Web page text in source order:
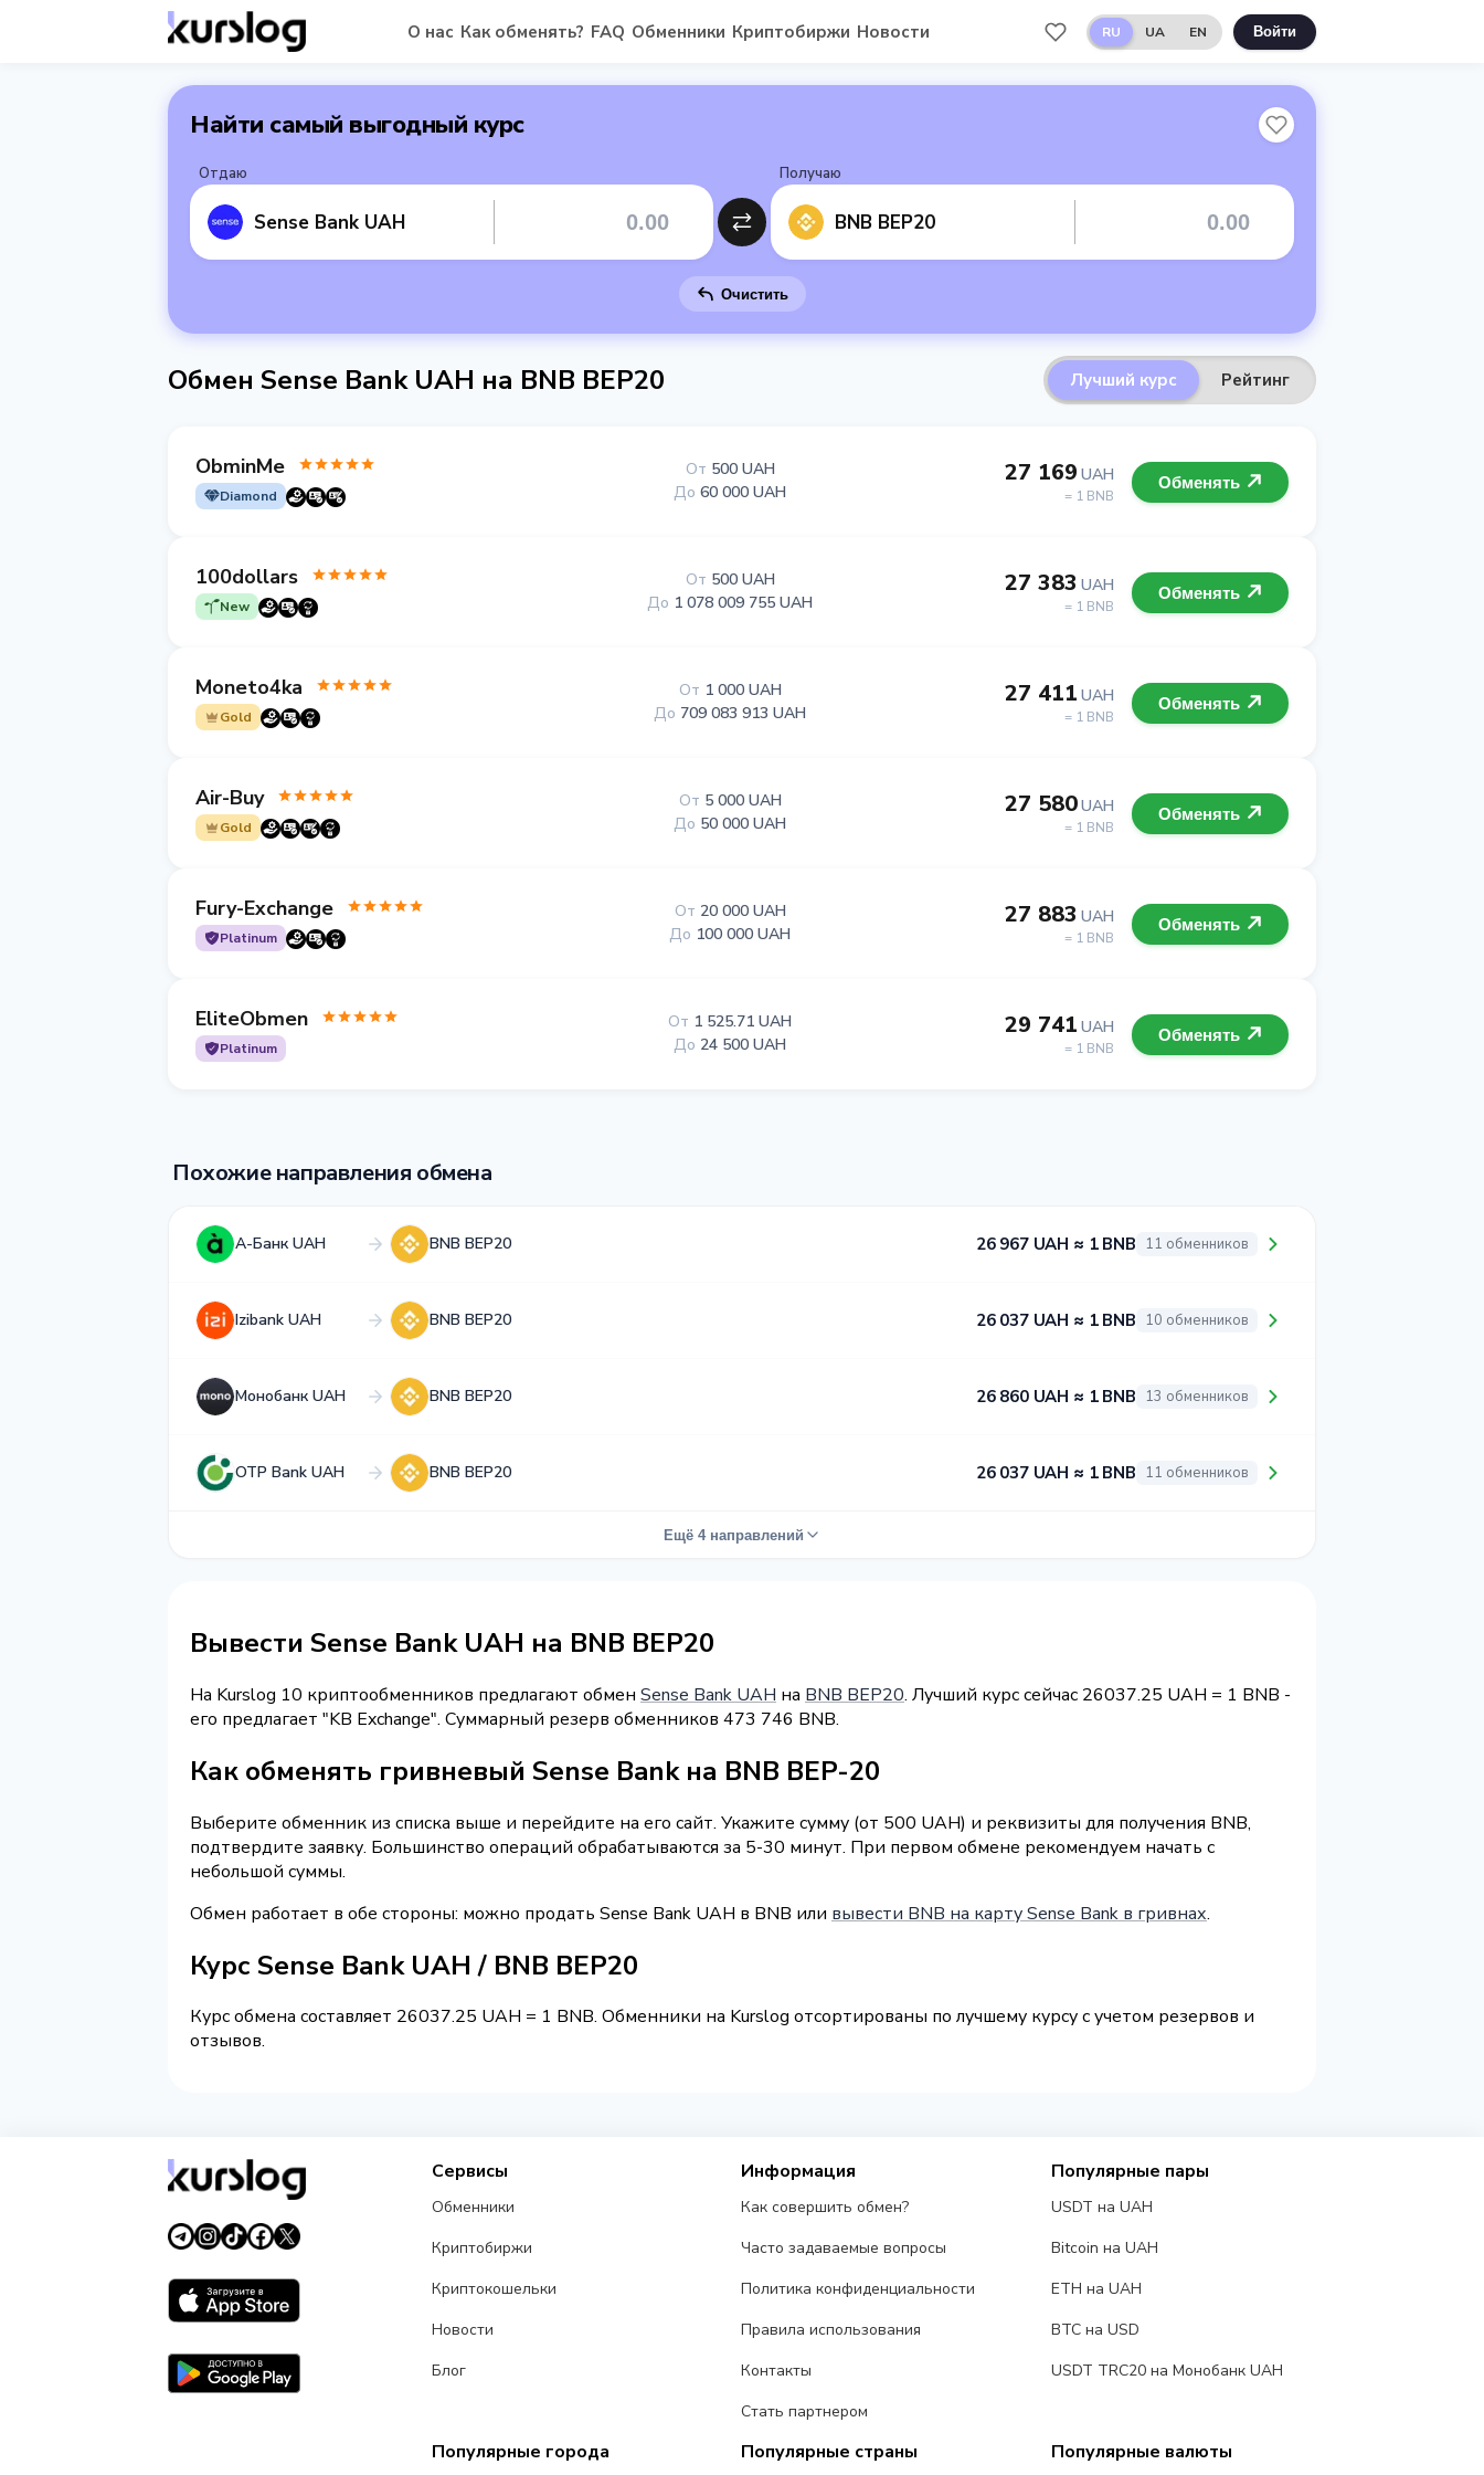
О нас Как обменять? FAQ Обменники Криптобиржи Новости RU UA EN Войти
Найти самый выгодный курс
Отдаю
Sense Bank UAH
Получаю
BNB BEP20
Очистить
Обмен Sense Bank UAH на BNB BEP20 Лучший курс Рейтинг
ObminMe
Diamond
27 169 UAH
= 1 BNB
От 500 UAH
До 60 000 UAH Обменять
100dollars
New
27 383 UAH
= 1 BNB
От 500 UAH
До 1 078 009 755 UAH Обменять
Moneto4ka
Gold
27 411 UAH
= 1 BNB
От 1 000 UAH
До 709 083 913 UAH Обменять
Air-Buy
Gold
27 580UAH
= 1 BNB
От 5 000 UAH
До 50 000 UAH Обменять
Fury-Exchange
Platinum
27 883 UAH
= 1 BNB
От 20 000 UAH
До 100 000 UAH Обменять
EliteObmen
Platinum
29 741 UAH
= 1 BNB
От 1 525.71 UAH
До 24 500 UAH Обменять
Похожие направления обмена
А-Банк UAH BNB BEP20 26 967 UAH ≈ 1 BNB 11 обменников
Izibank UAH BNB BEP20 26 037 UAH ≈ 1 BNB 10 обменников
Монобанк UAH BNB BEP20 26 860 UAH ≈ 1 BNB 13 обменников
OTP Bank UAH BNB BEP20 26 037 UAH ≈ 1 BNB 11 обменников
Ещё 4 направлений
Вывести Sense Bank UAH на BNB BEP20
На Kurslog 10 криптообменников предлагают обмен Sense Bank UAH на BNB BEP20. Лучший курс сейчас 26037.25 UAH = 1 BNB -
его предлагает "KB Exchange". Суммарный резерв обменников 473 746 BNB.
Как обменять гривневый Sense Bank на BNB BEP-20
Выберите обменник из списка выше и перейдите на его сайт. Укажите сумму (от 500 UAH) и реквизиты для получения BNB,
подтвердите заявку. Большинство операций обрабатываются за 5-30 минут. При первом обмене рекомендуем начать с
небольшой суммы.
Обмен работает в обе стороны: можно продать Sense Bank UAH в BNB или вывести BNB на карту Sense Bank в гривнах.
Курс Sense Bank UAH / BNB BEP20
Курс обмена составляет 26037.25 UAH = 1 BNB. Обменники на Kurslog отсортированы по лучшему курсу с учетом резервов и
отзывов.
Сервисы
Обменники
Криптобиржи
Криптокошельки
Новости
Блог
Информация
Как совершить обмен?
Часто задаваемые вопросы
Политика конфиденциальности
Правила использования
Контакты
Стать партнером
Популярные пары
USDT на UAH
Bitcoin на UAH
ETH на UAH
BTC на USD
USDT TRC20 на Монобанк UAH
Популярные города Популярные страны Популярные валюты